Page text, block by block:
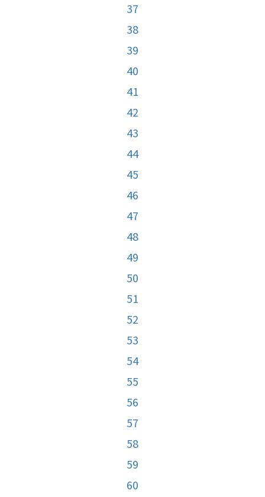
37
38
39
40
41
42
43
44
45
46
47
48
49
50
51
52
53
54
55
56
57
58
59
60